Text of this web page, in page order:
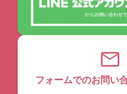
フォームでのお問い